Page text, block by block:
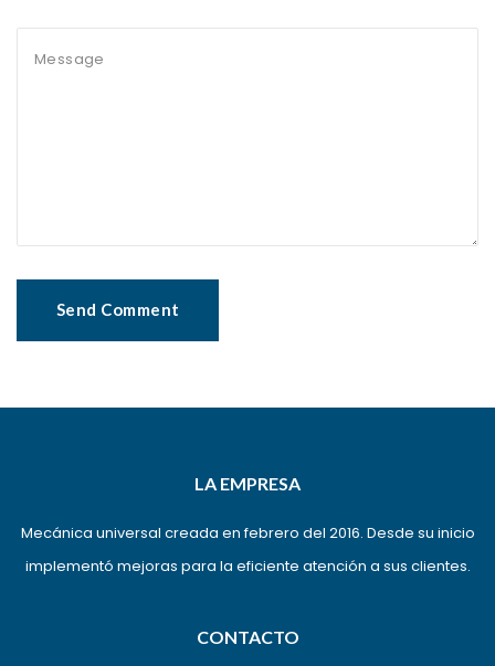
LA EMPRESA
Mecánica universal creada en febrero del 2016. Desde su inicio
implementó mejoras para la eficiente atención a sus clientes.
CONTACTO